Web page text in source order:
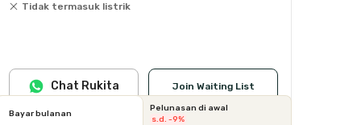
Tidak termasuk listrik
Join Waiting List
Chat Rukita
Bayar bulanan
Pelunasan di awal
s.d. -9%